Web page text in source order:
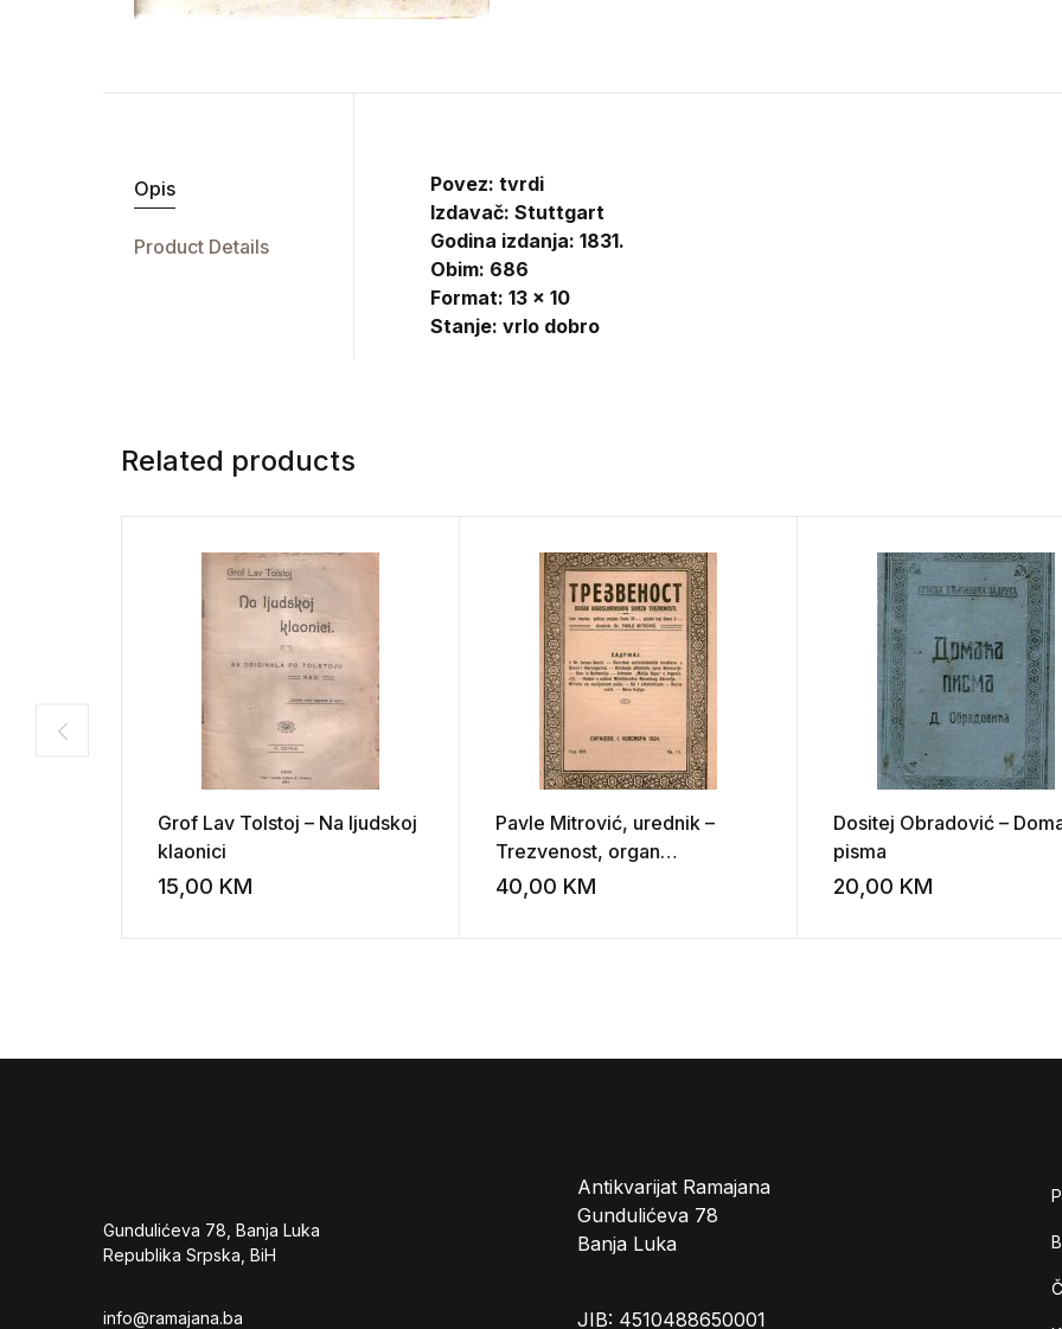
Opis
Product Details
Povez: tvrdi
Izdavač: Stuttgart
Godina izdanja: 1831.
Obim: 686
Format: 13 x 10
Stanje: vrlo dobro
Related products
Grof Lav Tolstoj – Na ljudskoj
klaonici
15,00 KM Add to wishlist
Pavle Mitrović, urednik –
Trezvenost, organ
jugoslavenoskog saveza
40,00 KM Add to wishlist
Dositej Obradović –
pisma
20,00 KM
Gundulićeva 78, Banja Luka
Republika Srpska, BiH
info@ramajana.ba
Antikvarijat Ramajana
Gundulićeva 78
Banja Luka
JIB: 4510488650001